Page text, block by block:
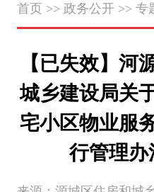
首页 >> 政务公开>> 专
【已失效】河
城乡建设局关
宅小区物业服
行管理办